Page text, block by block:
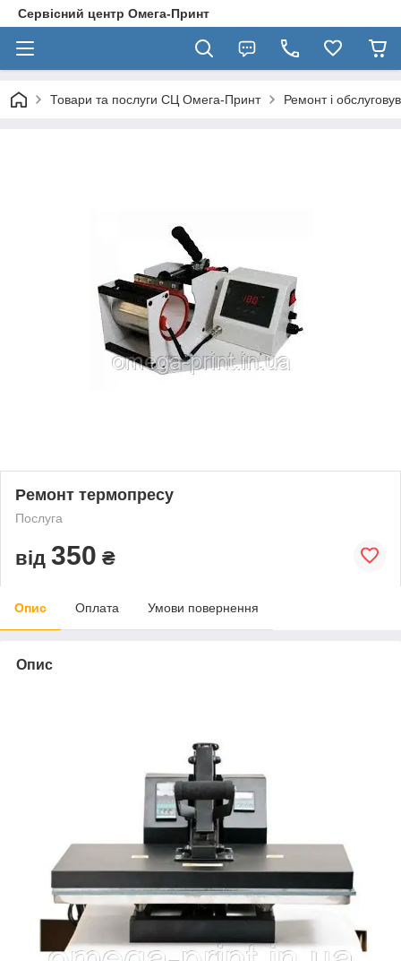
Сервісний центр Омега-Принт
Товари та послуги СЦ Омега-Принт Ремонт і
Ремонт термопресу
Послуга
від 350 ₴
Опис Оплата Умови повернення
Опис